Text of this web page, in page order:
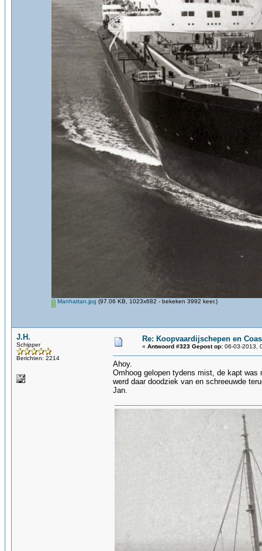
Manhattan.jpg (97.06 KB, 1023x682 - bekeken 3992 keer.)
J.H.
Schipper
Berichten: 2214
Re: Koopvaardijschepen en
« Antwoord #323 Gepost op: 06-03-2013,
Ahoy.
Omhoog gelopen tydens mist, de kapt
werd daar doodziek van en schreeuwde
Jan.